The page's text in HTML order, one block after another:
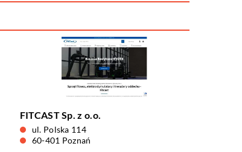
FITCAST Sp. z o.o.
ul. Polska 114
60-401 Poznań